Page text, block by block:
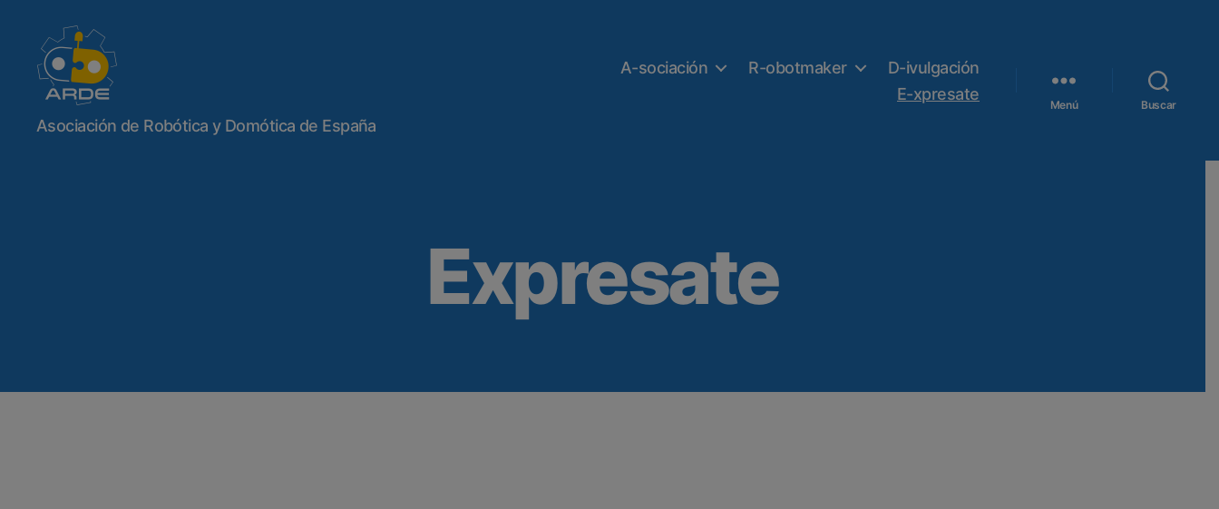
Web
de
Asociación de Robótica y Domótica de España
A-sociación R-obotmaker
D-ivulgación
E-xpresate
Menú Buscar
Expresate